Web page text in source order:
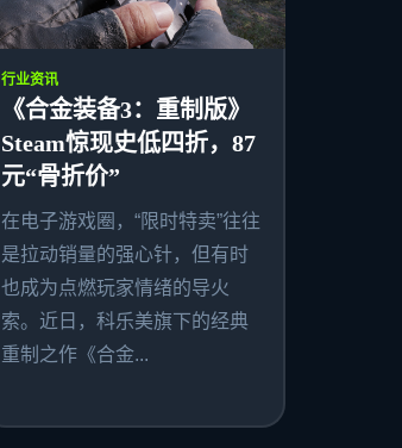
行业资讯
《合金装备3：重制版》
Steam惊现史低四折，87
元“骨折价”
在电子游戏圈，“限时特卖”往往
是拉动销量的强心针，但有时
也成为点燃玩家情绪的导火
索。近日，科乐美旗下的经典
重制之作《合金...